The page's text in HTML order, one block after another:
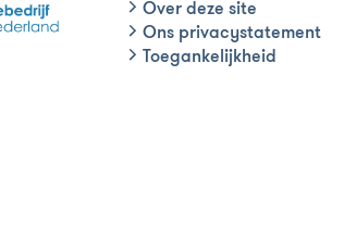
Over deze site
Ons privacystatement
Toegankelijkheid